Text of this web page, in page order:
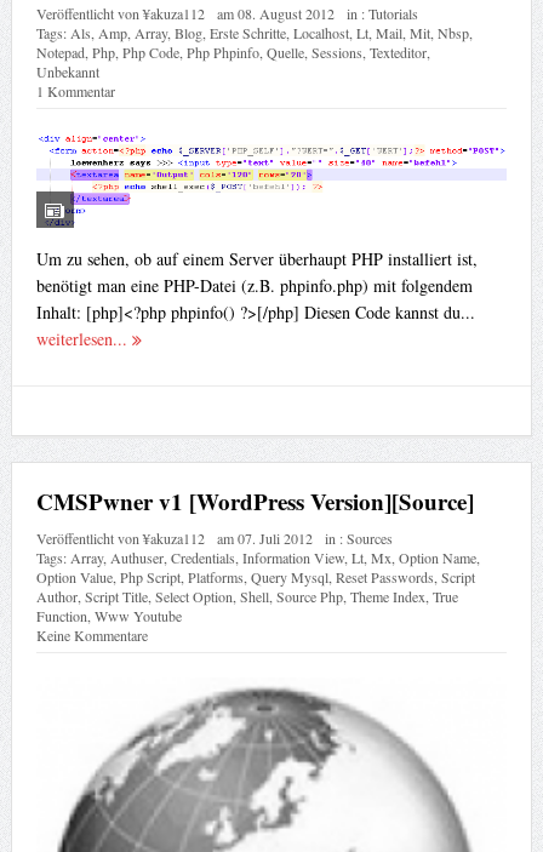
Veröffentlicht von¥akuza112 am08. August 2012 in :Tutorials
Tags: Als Amp, Array, Blog, Erste Schritte, Localhost, Lt, Mail, Mit, Nbsp,
Notepad, Php, Php Code, Php Phpinfo, Quelle, Sessions Texteditor,
Unbekannt
1 Kommentar
Um zu sehen, ob auf einem Server überhaupt PHP installiert ist,
benötigt man eine PHP-Datei (z.B. phpinfo.php) mit folgendem
Inhalt: [php]<?php phpinfo() ?>[/php] Diesen Code kannst du...
weiterlesen...
CMSPwner v1 [WordPress Version][Source]
Veröffentlicht von¥akuza112 am07. Juli 2012 in :Sources
Tags:Array,Authuser,Credentials,Information View,Lt,Mx,Option Name,
Option Value,Php Script,Platforms,Query Mysql,Reset Passwords,Script
Author,Script Title,Select Option,Shell,Source Php,Theme Index,True
Function,Www Youtube
Keine Kommentare